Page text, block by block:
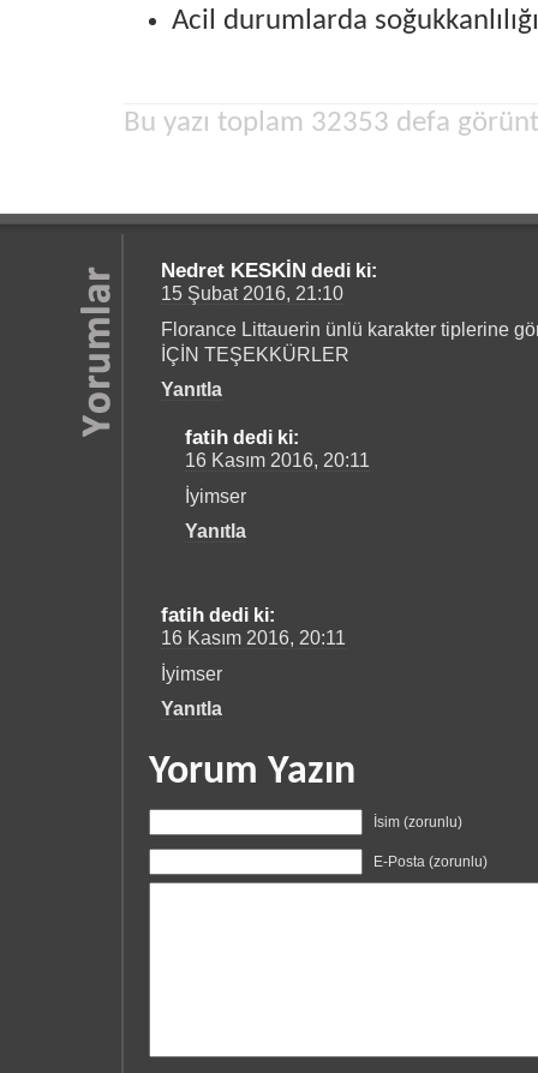
Acil durumlarda
Bu yazı toplam 32353 defa
Nedret KESKİN dedi ki:
15 Şubat 2016, 21:10
Florance Littauerin ünlü karakter tiplerine
İÇİN TEŞEKKÜRLER
Yanıtla
fatih dedi ki:
16 Kasım 2016, 20:11
İyimser
Yanıtla
fatih dedi ki:
16 Kasım 2016, 20:11
İyimser
Yanıtla
Yorum Yazın
İsim (zorunlu)
E-Posta (zorunlu)